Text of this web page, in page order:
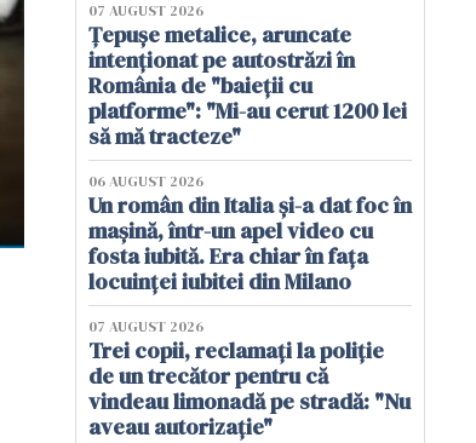
07 AUGUST 2026
Țepușe metalice, aruncate
intenționat pe autostrăzi în
România de "baieții cu
platforme": "Mi-au cerut 1200 lei
să mă tracteze"
06 AUGUST 2026
Un român din Italia și-a dat foc în
mașină, într-un apel video cu
fosta iubită. Era chiar în fața
locuinței iubitei din Milano
07 AUGUST 2026
Trei copii, reclamați la poliție
de un trecător pentru că
vindeau limonadă pe stradă: "Nu
aveau autorizație"